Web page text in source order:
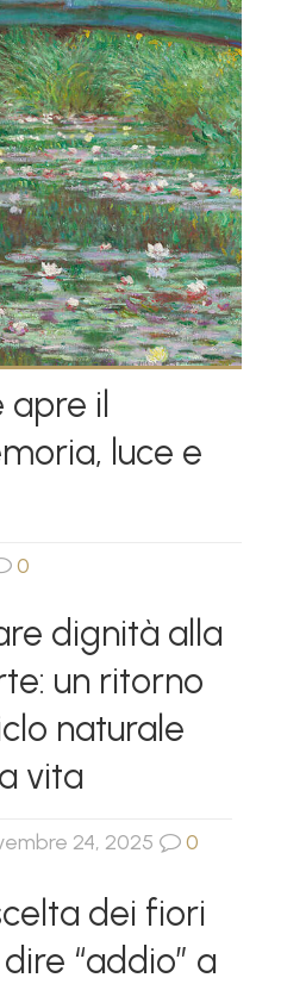
apre il
luce e
0
dignità alla
un ritorno
naturale
vita
24, 2025 0
dei fiori
“addio” a